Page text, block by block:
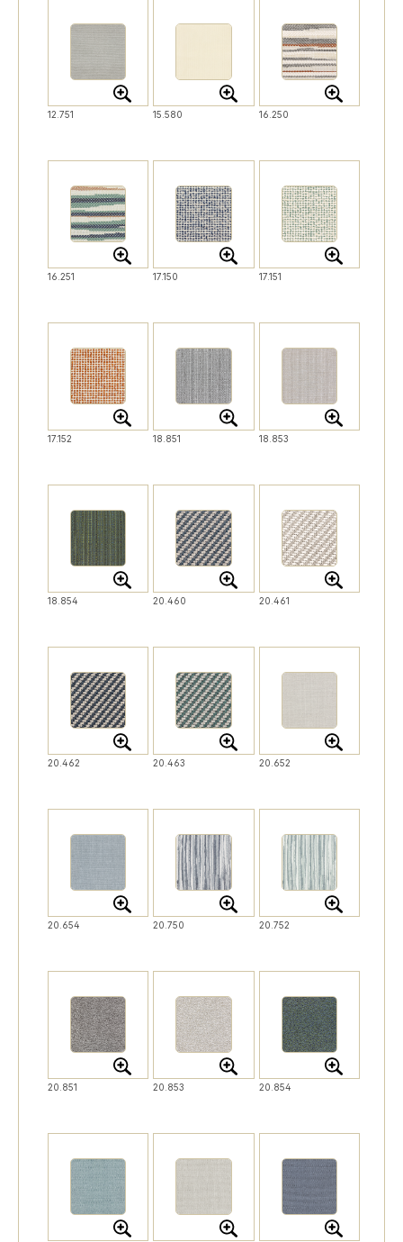
12.751 15.580 16.250
16.251 17.150 17.151
17.152 18.851 18.853
18.854 20.460 20.461
20.462 20.463 20.652
20.654 20.750 20.752
20.851 20.853 20.854